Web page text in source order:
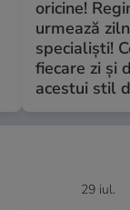
oricine!
urmează
specialiști!
fiecare zi și
acestui stil
29 iul.